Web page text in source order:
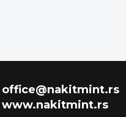
office@nakitmint.rs
www.nakitmint.rs